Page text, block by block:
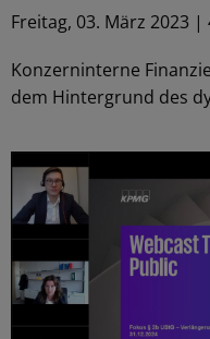
Freitag, 03. März 2023 |
Konzerninterne
dem Hintergrund des